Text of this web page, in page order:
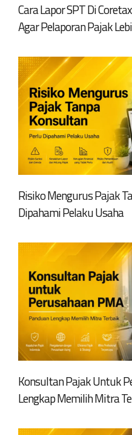
Cara Lapor SPT Di
Agar Pelaporan Pajak
Risiko Mengurus Pajak
Dipahami Pelaku Usaha
Konsultan Pajak Untuk
Lengkap Memilih Mitra